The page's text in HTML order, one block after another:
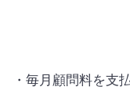
・毎月顧問料を支